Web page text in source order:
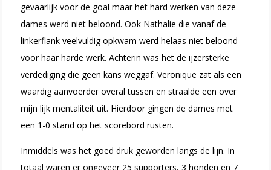
gevaarlijk voor de goal maar het hard werken van deze
dames werd niet beloond. Ook Nathalie die vanaf de
linkerflank veelvuldig opkwam werd helaas niet beloond
voor haar harde werk. Achterin was het de ijzersterke
verdediging die geen kans weggaf. Veronique zat als een
waardig aanvoerder overal tussenen straalde een over
mijn lijk mentaliteit uit. Hierdoor gingen de dames met
een 1-0 stand op het scorebord rusten.
Inmiddels was het goed druk geworden langs de lijn. In
totaal waren er ongeveer 25 supporters, 3 honden en 7